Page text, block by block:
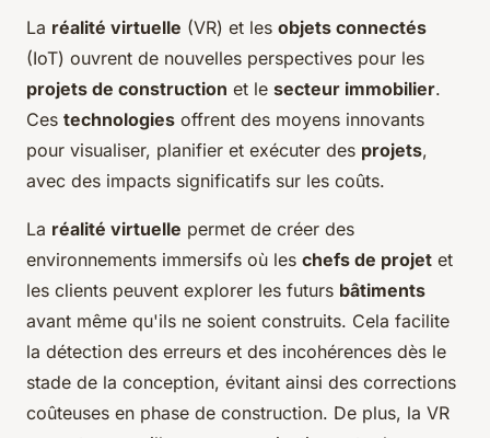
La réalité virtuelle (VR) et les objets connectés
(IoT) ouvrent de nouvelles perspectives pour les
projets de construction et le secteur immobilier.
Ces technologies offrent des moyens innovants
pour visualiser, planifier et exécuter des projets,
avec des impacts significatifs sur les coûts.
La réalité virtuelle permet de créer des
environnements immersifs où les chefs de projet et
les clients peuvent explorer les futurs bâtiments
avant même qu'ils ne soient construits. Cela facilite
la détection des erreurs et des incohérences dès le
stade de la conception, évitant ainsi des corrections
coûteuses en phase de construction. De plus, la VR